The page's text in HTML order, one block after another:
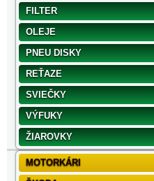
FILTER
OLEJE
PNEU DISKY
REŤAZE
SVIEČKY
VÝFUKY
ŽIAROVKY
MOTORKÁRI